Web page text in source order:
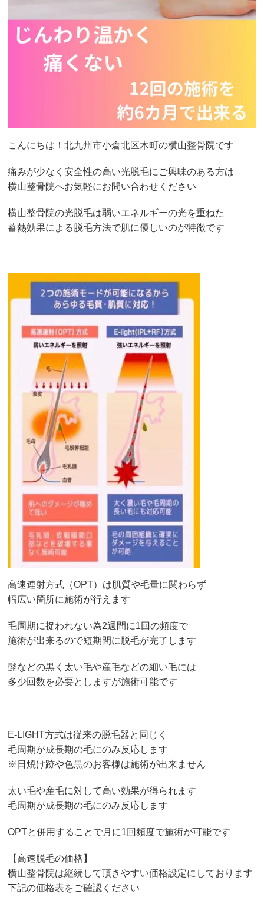
こんにちは！北九州市小倉北区木町の横山整骨院です
痛みが少なく安全性の高い光脱毛にご興味のある方は
横山整骨院へお気軽にお問い合わせください
横山整骨院の光脱毛は弱いエネルギーの光を重ねた
蓄熱効果による脱毛方法で肌に優しいのが特徴です
高速連射方式（OPT）は肌質や毛量に関わらず
幅広い箇所に施術が行えます
毛周期に捉われない為2週間に1回の頻度で
施術が出来るので短期間に脱毛が完了します
髭などの黒く太い毛や産毛などの細い毛には
多少回数を必要としますが施術可能です
E-LIGHT方式は従来の脱毛器と同じく
毛周期が成長期の毛にのみ反応します
※日焼け跡や色黒のお客様は施術が出来ません
太い毛や産毛に対して高い効果が得られます
毛周期が成長期の毛にのみ反応します
OPTと併用することで月に1回頻度で施術が可能です
【高速脱毛の価格】
横山整骨院は継続して頂きやすい価格設定にしております
下記の価格表をご確認ください